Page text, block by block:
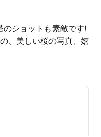
のショットも素敵です!
、美しい桜の写真、嬉